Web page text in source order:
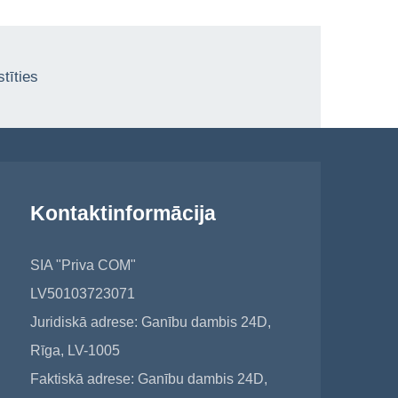
Kontaktinformācija
SIA "Priva COM"
LV50103723071
Juridiskā adrese: Ganību dambis 24D,
Rīga, LV-1005
Faktiskā adrese: Ganību dambis 24D,